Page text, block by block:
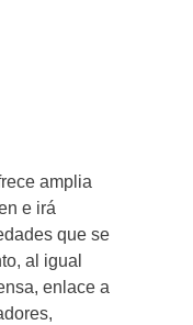
amplia
e irá
que se
al igual
enlace a